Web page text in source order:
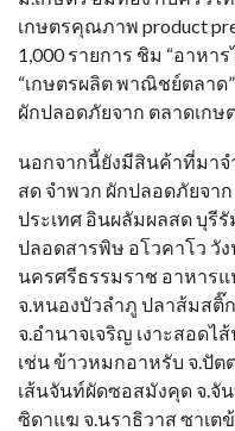
เกษตรคุณภาพ product
1,000 รายการ ชิม “อาหา
“เกษตรผลิต พาณิชย์ตลา
ผักปลอดภัยจาก ตลาดเกษ
นอกจากนี้ยังมีสินค้าที่มาจ
สด จำพวก ผักปลอดภัยจา
ประเทศ อินผลัมผลสด บุรี
ปลอดสารพิษ อโวคาโว วั
นครศรีธรรมราช อาหารแ
จ.หนองบัวลำภู ปลาส้มสติ๊
จ.อำนาจเจริญ เงาะสอดไ
เช่น ข้าวหมกอาหรับ จ.ปั
เส้นจันท์ผัดซอสมังคุด จ.จั
ซิดาแฆ จ.นราธิวาส ซาเต